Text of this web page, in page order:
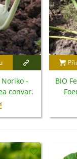
-
convar.
-
BIO